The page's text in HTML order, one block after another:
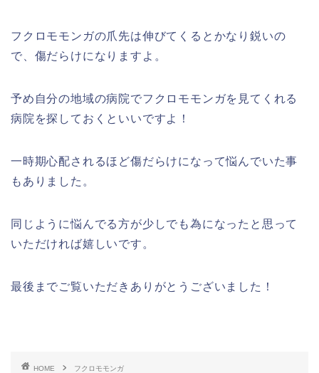
フクロモモンガの爪先は伸びてくるとかなり鋭いの
で、傷だらけになりますよ。
予め自分の地域の病院でフクロモモンガを見てくれる
病院を探しておくといいですよ！
一時期心配されるほど傷だらけになって悩んでいた事
もありました。
同じように悩んでる方が少しでも為になったと思って
いただければ嬉しいです。
最後までご覧いただきありがとうございました！
HOME
フクロモモンガ